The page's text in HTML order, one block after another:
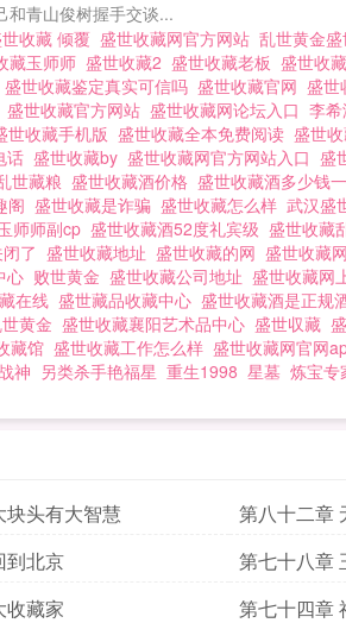
和青山俊树握手交谈...
收藏 倾覆 盛世收藏网官方网站 乱世黄金
藏玉师师 盛世收藏2 盛世收藏老板 盛世收
盛世收藏鉴定真实可信吗 盛世收藏官网 盛世
盛世收藏官方网站 盛世收藏网论坛入口 李
世收藏手机版 盛世收藏全本免费阅读 盛世
话 盛世收藏by 盛世收藏网官方网站入口 盛
世藏粮 盛世收藏酒价格 盛世收藏酒多少钱
阁 盛世收藏是诈骗 盛世收藏怎么样 武汉盛
师师副cp 盛世收藏酒52度礼宾级 盛世收藏
了 盛世收藏地址 盛世收藏的网 盛世收藏
心 败世黄金 盛世收藏公司地址 盛世收藏网
在线 盛世藏品收藏中心 盛世收藏酒是正规
黄金 盛世收藏襄阳艺术品中心 盛世収藏
藏馆 盛世收藏工作怎么样 盛世收藏网官网
神 另类杀手艳福星 重生1998 星墓 炼宝专
头有大智慧
第八十二章
到北京
第七十八章
收藏家 第七十四章